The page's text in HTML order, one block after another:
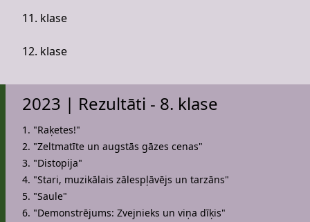
11. klase
12. klase
2023 | Rezultāti - 8. klase
1. "Raķetes!"
2. "Zeltmatīte un augstās gāzes cenas"
3. "Distopija"
4. "Stari, muzikālais zālespļāvējs un tarzāns"
5. "Saule"
6. "Demonstrējums: Zvejnieks un viņa dīķis"